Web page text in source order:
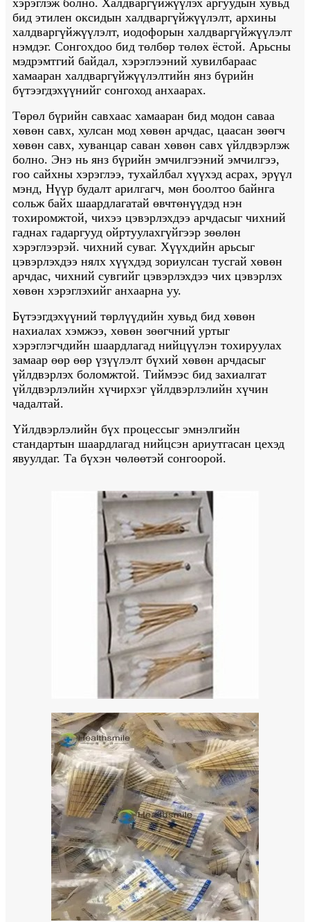
бид этилен оксидын халдваргүйжүүлэлт, архины
халдваргүйжүүлэлт, иодофорын халдваргүйжүүлэлт
нэмдэг. Сонгохдоо бид төлбөр төлөх ёстой. Арьсны
мэдрэмтгий байдал, хэрэглээний хувилбараас
хамааран халдваргүйжүүлэлтийн янз бүрийн
бүтээгдэхүүнийг сонгоход анхаарах.
Төрөл бүрийн савхаас хамааран бид модон саваа
хөвөн савх, хулсан мод хөвөн арчдас, цаасан зөөгч
хөвөн савх, хуванцар саван хөвөн савх үйлдвэрлэж
болно. Энэ нь янз бүрийн эмчилгээний эмчилгээ,
гоо сайхны хэрэглээ, тухайлбал хүүхэд асрах, эрүүл
мэнд, Нүүр будалт арилгагч, мөн боолтоо байнга
сольж байх шаардлагатай өвчтөнүүдэд нэн
тохиромжтой, чихээ цэвэрлэхдээ арчдасыг чихний
гаднах гадаргууд ойртуулахгүйгээр зөөлөн
хэрэглээрэй. чихний суваг. Хүүхдийн арьсыг
цэвэрлэхдээ нялх хүүхдэд зориулсан тусгай хөвөн
арчдас, чихний сувгийг цэвэрлэхдээ чих цэвэрлэх
хөвөн хэрэглэхийг анхаарна уу.
Бүтээгдэхүүний төрлүүдийн хувьд бид хөвөн
нахиалах хэмжээ, хөвөн зөөгчний уртыг
хэрэглэгчдийн шаардлагад нийцүүлэн тохируулах
замаар өөр өөр үзүүлэлт бүхий хөвөн арчдасыг
үйлдвэрлэх боломжтой. Тиймээс бид захиалгат
үйлдвэрлэлийн хүчирхэг үйлдвэрлэлийн хүчин
чадалтай.
Үйлдвэрлэлийн бүх процессыг эмнэлгийн
стандартын шаардлагад нийцсэн ариутгасан цехэд
явуулдаг. Та бүхэн чөлөөтэй сонгоорой.